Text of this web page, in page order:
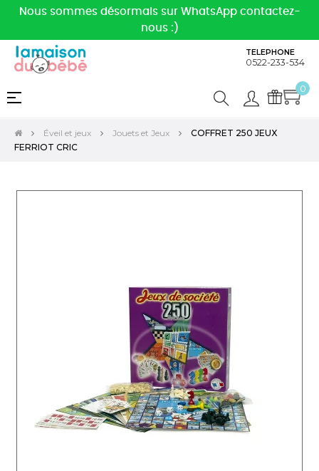
Nous sommes désormais sur WhatsApp contactez-
nous :)
TELEPHONE
0522-233-534
0
Basculer
navigation
☰
Éveil et jeux Jouets et Jeux
COFFRET 250 JEUX
FERRIOT CRIC